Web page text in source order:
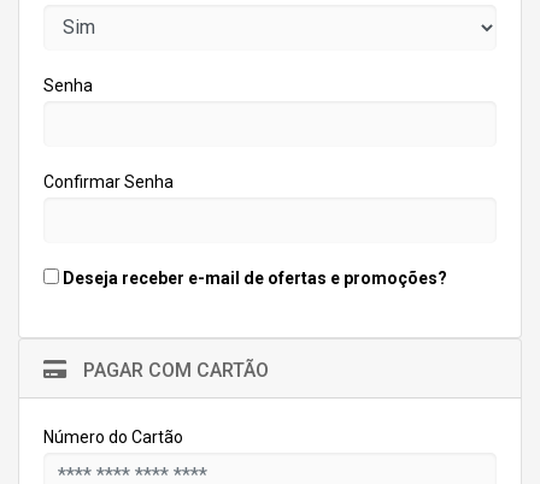
Senha
Confirmar Senha
Deseja receber e-mail de ofertas e promoções?
PAGAR COM CARTÃO
Número do Cartão